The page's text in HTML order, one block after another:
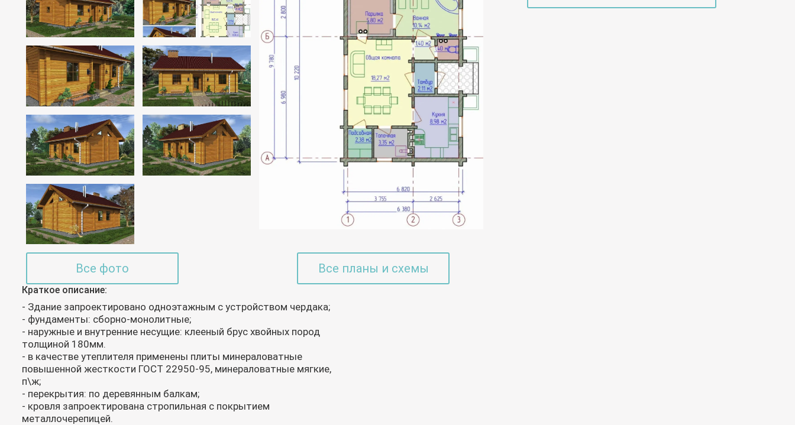
Все фото Все планы и схемы
Краткое описание:
- Здание запроектировано одноэтажным с устройством чердака;
- фундаменты: сборно-монолитные;
- наружные и внутренние несущие: клееный брус хвойных пород
толщиной 180мм.
- в качестве утеплителя применены плиты минераловатные
повышенной жесткости ГОСТ 22950-95, минераловатные мягкие,
п\ж;
- перекрытия: по деревянным балкам;
- кровля запроектирована стропильная с покрытием
металлочерепицей.